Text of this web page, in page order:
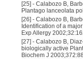
[25] - Calabozo B,
Plantago lanceolata
[26] - Calabozo B,
Identification of a
Exp Allergy
[27] - Calabozo B,
biologically active
Biochem J